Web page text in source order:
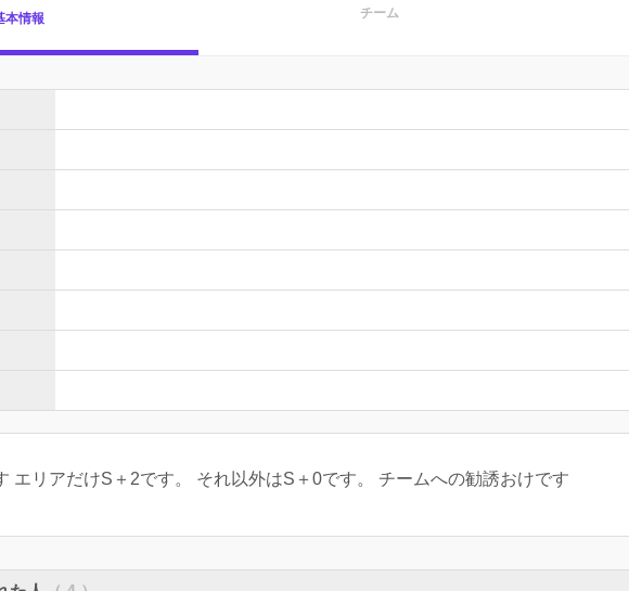
本情報 チーム
エリアだけS＋2です。 それ以外はS＋0です。 チームへの勧誘おけです